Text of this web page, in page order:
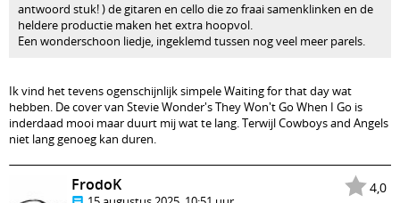
antwoord stuk! ) de gitaren en cello die zo fraai samenklinken en de
heldere productie maken het extra hoopvol.
Een wonderschoon liedje, ingeklemd tussen nog veel meer parels.
Ik vind het tevens ogenschijnlijk simpele Waiting for that day wat
hebben. De cover van Stevie Wonder's They Won't Go When I Go is
inderdaad mooi maar duurt mij wat te lang. Terwijl Cowboys and Angels
niet lang genoeg kan duren.
4,0
FrodoK